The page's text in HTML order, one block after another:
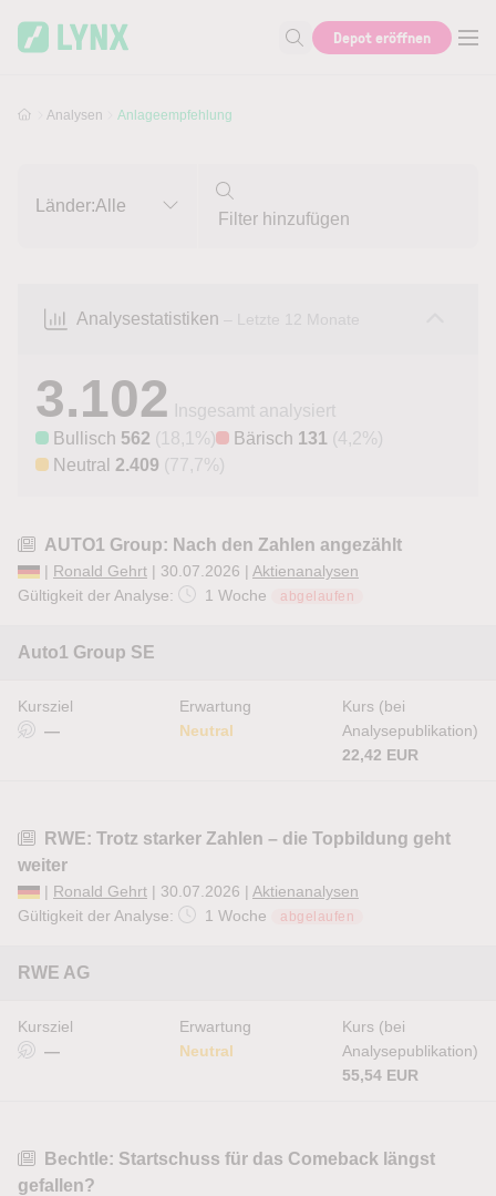
Suche nach Aktie, Autor...
Depot eröffnen
Analysen Anlageempfehlung
Länder:Alle
Analysestatistiken – Letzte 12 Monate
3.102
Insgesamt analysiert
Bullisch 562 (18,1%) Bärisch 131 (4,2%)
Neutral 2.409 (77,7%)
AUTO1 Group: Nach den Zahlen angezählt
| Ronald Gehrt | 30.07.2026 | Aktienanalysen
Gültigkeit der Analyse:
1 Woche abgelaufen
Auto1 Group SE
Kursziel
—
Erwartung
Neutral
Kurs (bei
Analysepublikation)
22,42 EUR
RWE: Trotz starker Zahlen – die Topbildung geht
weiter
| Ronald Gehrt | 30.07.2026 | Aktienanalysen
Gültigkeit der Analyse:
1 Woche abgelaufen
RWE AG
Kursziel
—
Erwartung
Neutral
Kurs (bei
Analysepublikation)
55,54 EUR
Bechtle: Startschuss für das Comeback längst
gefallen?